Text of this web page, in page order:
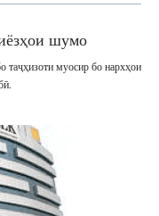
шумо
таҷҳизоти муосир бо нархҳои